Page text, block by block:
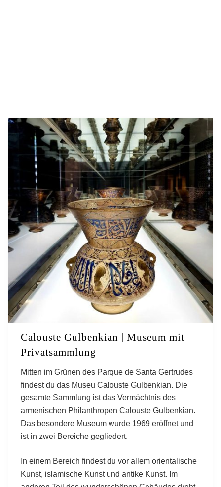
Calouste Gulbenkian | Museum mit
Privatsammlung
Mitten im Grünen des Parque de Santa Gertrudes
findest du das Museu Calouste Gulbenkian. Die
gesamte Sammlung ist das Vermächtnis des
armenischen Philanthropen Calouste Gulbenkian.
Das besondere Museum wurde 1969 eröffnet und
ist in zwei Bereiche gegliedert.
In einem Bereich findest du vor allem orientalische
Kunst, islamische Kunst und antike Kunst. Im